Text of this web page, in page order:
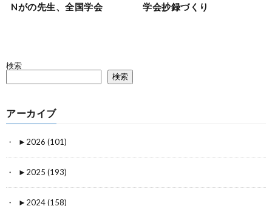
Nがの先生、全国学会 学会抄録づくり
検索
検索
アーカイブ
► 2026 (101)
► 2025 (193)
► 2024 (158)